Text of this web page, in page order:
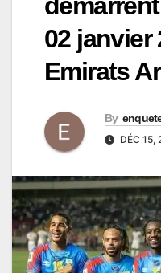
02 janvier
Emirats
By
DÉC 15,